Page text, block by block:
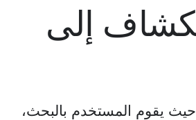
إلى
حيث يقوم المستخدم بالبحث،